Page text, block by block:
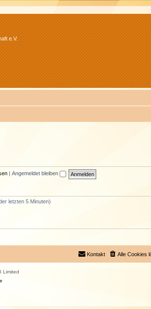
e.V.
Angemeldet bleiben
letzten 5 Minuten)
Alle Cookies
Kontakt
Limited